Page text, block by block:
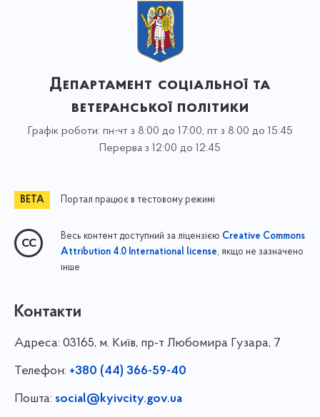
Департамент соціальної та
ветеранської політики
Графік роботи: пн-чт з 8:00 до 17:00, пт з 8:00 до 15:45
Перерва з 12:00 до 12:45
Портал працює в тестовому режимі
Весь контент доступний за ліцензією Creative Commons
Attribution 4.0 International license, якщо не зазначено
інше
Контакти
Адреса: 03165, м. Київ, пр-т Любомира Гузара, 7
Телефон: +380 (44) 366-59-40
Пошта: social@kyivcity.gov.ua